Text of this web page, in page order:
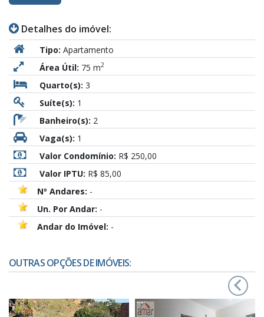
Detalhes do imóvel:
Tipo: Apartamento
Área Útil: 75 m2
Quarto(s): 3
Suíte(s): 1
Banheiro(s): 2
Vaga(s): 1
Valor Condomínio: R$ 250,00
Valor IPTU: R$ 85,00
Nº Andares: -
Un. Por Andar: -
Andar do Imóvel: -
OUTRAS OPÇÕES DE IMÓVEIS:
‹ ›